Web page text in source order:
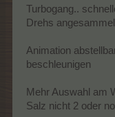
Turbogang..
Drehs
Animation
beschleunigen
Mehr Auswahl am
Salz nicht 2 oder